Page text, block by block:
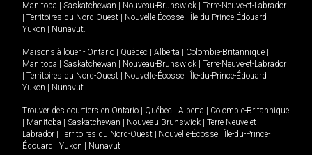
Manitoba
Saskatchewan Nouveau-Brunswick
Terre-Neuve-et-Labrador
Territoires du Nord-Ouest Nouvelle-Écosse Île-du-Prince-Édouard
Yukon
Nunavut.
Maisons à louer - Ontario Québec Alberta Colombie-Britannique
Manitoba
Saskatchewan Nouveau-Brunswick
Terre-Neuve-et-Labrador
Territoires du Nord-Ouest Nouvelle-Écosse Île-du-Prince-Édouard
Yukon
Nunavut.
Trouver des courtiers en Ontario Québec Alberta
Colombie-Britannique
Manitoba Saskatchewan Nouveau-Brunswick
Terre-Neuve-et-
Labrador
Territoires du Nord-Ouest Nouvelle-Écosse
Île-du-Prince-
Édouard
Yukon Nunavut